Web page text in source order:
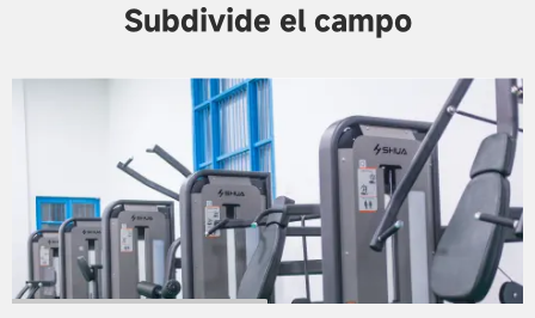
Subdivide el campo